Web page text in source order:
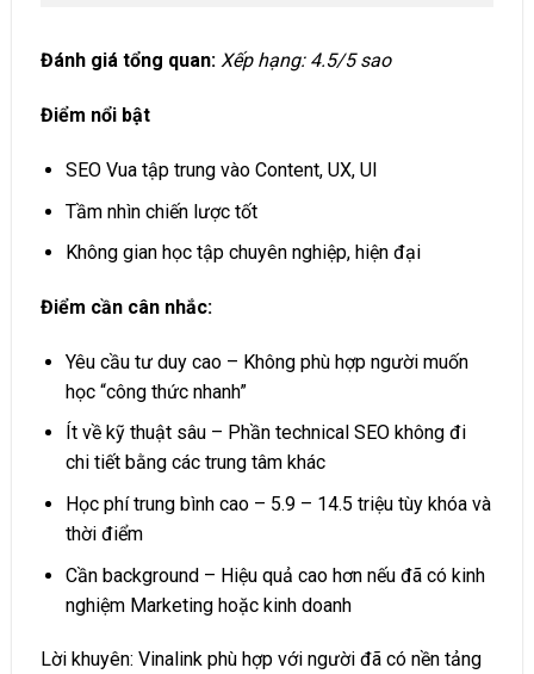
Đánh giá tổng quan: Xếp hạng: 4.5/5 sao
Điểm nổi bật
SEO Vua tập trung vào Content, UX, UI
Tầm nhìn chiến lược tốt
Không gian học tập chuyên nghiệp, hiện đại
Điểm cần cân nhắc:
Yêu cầu tư duy cao – Không phù hợp người muốn
học “công thức nhanh”
Ít về kỹ thuật sâu – Phần technical SEO không đi
chi tiết bằng các trung tâm khác
Học phí trung bình cao – 5.9 – 14.5 triệu tùy khóa và
thời điểm
Cần background – Hiệu quả cao hơn nếu đã có kinh
nghiệm Marketing hoặc kinh doanh
Lời khuyên: Vinalink phù hợp với người đã có nền tảng